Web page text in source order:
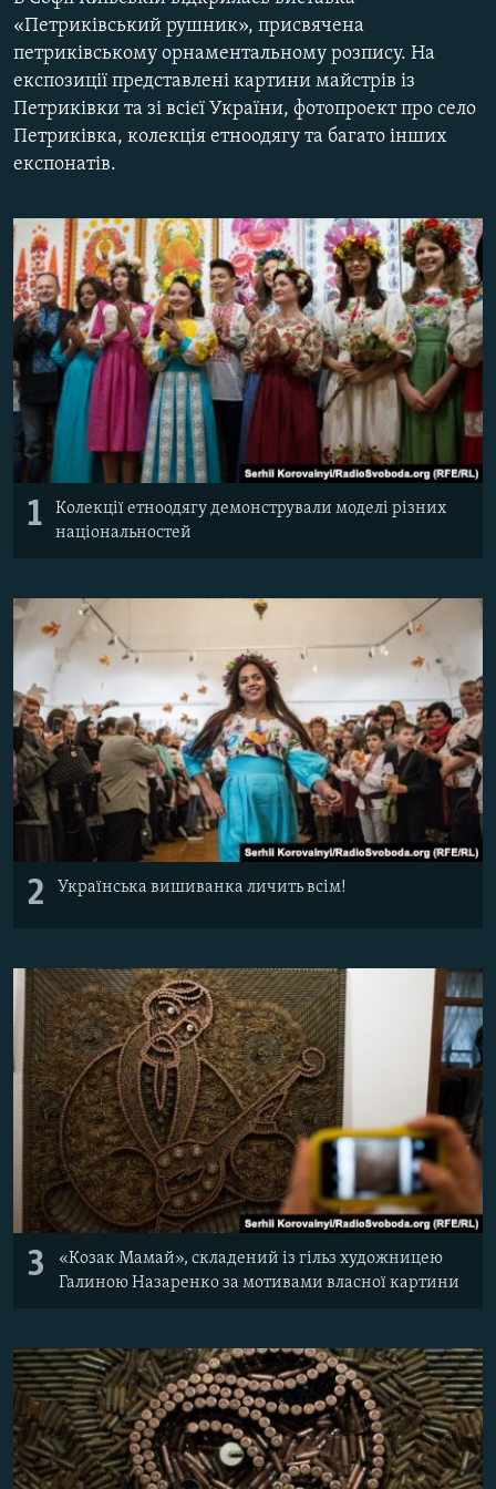
МУЛЬТИМЕДІА
ФОТО
СПЕЦПРОЄКТИ
ПОДКАСТИ
РУС
УКР
КТАТ
ДОЛУЧАЙСЯ!
Усі сайти RFE/RL
«Петриківський рушник», присвячена
петриківському орнаментальному розпису. На
експозиції представлені картини майстрів із
Петриківки та зі всієї України, фотопроект про село
Петриківка, колекція етноодягу та багато інших
експонатів.
1
Колекції етноодягу демонстрували моделі різних
національностей
2 Українська вишиванка личить всім!
3
«Козак Мамай», складений із гільз художницею
Галиною Назаренко за мотивами власної картини